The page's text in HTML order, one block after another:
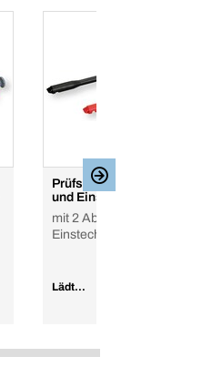
Prüfspitzen 2 Abgreifer
und Einstechnadel
mit 2 Abgreifern und
Einstechnadel
Lädt...